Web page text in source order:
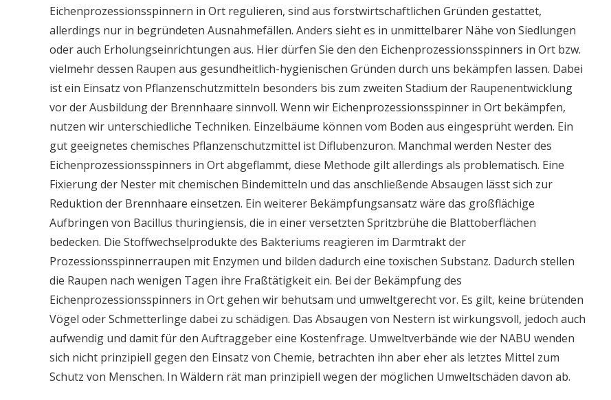
Eichenprozessionsspinnern in Ort regulieren, sind aus forstwirtschaftlichen Gründen gestattet,
allerdings nur in begründeten Ausnahmefällen. Anders sieht es in unmittelbarer Nähe von Siedlungen
oder auch Erholungseinrichtungen aus. Hier dürfen Sie den den Eichenprozessionsspinners in Ort bzw.
vielmehr dessen Raupen aus gesundheitlich-hygienischen Gründen durch uns bekämpfen lassen. Dabei
ist ein Einsatz von Pflanzenschutzmitteln besonders bis zum zweiten Stadium der Raupenentwicklung
vor der Ausbildung der Brennhaare sinnvoll. Wenn wir Eichenprozessionsspinner in Ort bekämpfen,
nutzen wir unterschiedliche Techniken. Einzelbäume können vom Boden aus eingesprüht werden. Ein
gut geeignetes chemisches Pflanzenschutzmittel ist Diflubenzuron. Manchmal werden Nester des
Eichenprozessionsspinners in Ort abgeflammt, diese Methode gilt allerdings als problematisch. Eine
Fixierung der Nester mit chemischen Bindemitteln und das anschließende Absaugen lässt sich zur
Reduktion der Brennhaare einsetzen. Ein weiterer Bekämpfungsansatz wäre das großflächige
Aufbringen von Bacillus thuringiensis, die in einer versetzten Spritzbrühe die Blattoberflächen
bedecken. Die Stoffwechselprodukte des Bakteriums reagieren im Darmtrakt der
Prozessionsspinnerraupen mit Enzymen und bilden dadurch eine toxischen Substanz. Dadurch stellen
die Raupen nach wenigen Tagen ihre Fraßtätigkeit ein. Bei der Bekämpfung des
Eichenprozessionsspinners in Ort gehen wir behutsam und umweltgerecht vor. Es gilt, keine brütenden
Vögel oder Schmetterlinge dabei zu schädigen. Das Absaugen von Nestern ist wirkungsvoll, jedoch auch
aufwendig und damit für den Auftraggeber eine Kostenfrage. Umweltverbände wie der NABU wenden
sich nicht prinzipiell gegen den Einsatz von Chemie, betrachten ihn aber eher als letztes Mittel zum
Schutz von Menschen. In Wäldern rät man prinzipiell wegen der möglichen Umweltschäden davon ab.